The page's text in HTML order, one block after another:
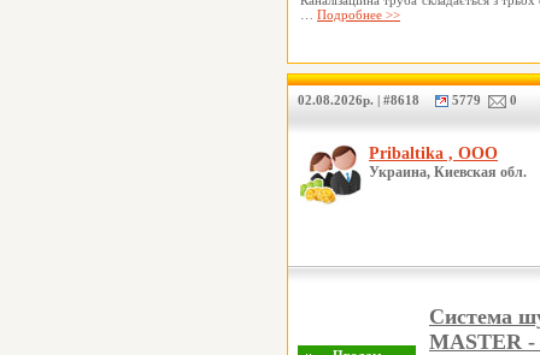
Подробнее >>
02.08.2026р. | #8618 5779 0
Pribaltika , ООО
Украина, Киевская обл.
Система
MASTER -